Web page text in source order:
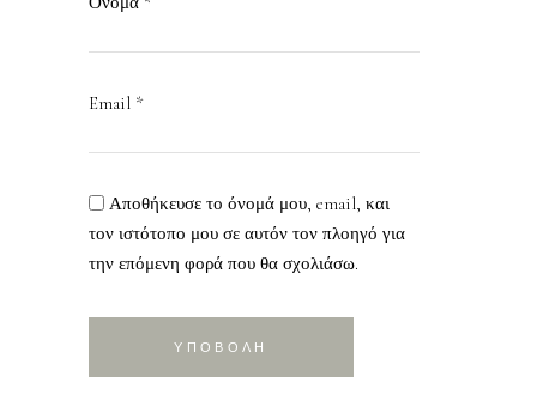
Email *
Αποθήκευσε το όνομά μου, email, και
τον ιστότοπο μου σε αυτόν τον πλοηγό για
την επόμενη φορά που θα σχολιάσω.